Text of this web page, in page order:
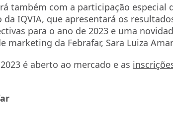
também com a participação especial
da IQVIA, que apresentará os
para o ano de 2023 e uma
marketing da Febrafar, Sara Luiza
é aberto ao mercado e as